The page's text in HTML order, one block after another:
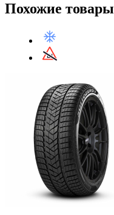
Похожие товары